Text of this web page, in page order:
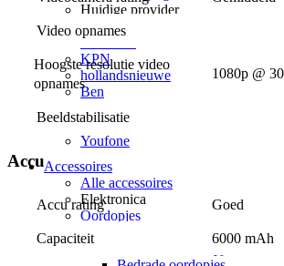
Huidige provider
Odido
Vodafone
KPN
hollandsnieuwe
Ben
50+ Mobiel
Youfone
Accessoires
Alle accessoires
Elektronica
Oordopjes
Draadloze oordopjes
Video opnames
Hoogste resolutie video
opnames
1080p @
Beeldstabilisatie
Accu
Accu rating Goed
Capaciteit 6000 mAh